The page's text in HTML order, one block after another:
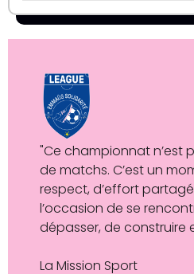
"Ce championnat n’est
de matchs. C’est un
respect, d’effort
l’occasion de se
dépasser, de construire
La Mission Sport